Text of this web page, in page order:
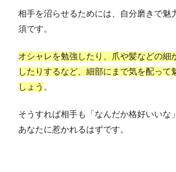
相手を沼らせるためには、自分磨きで魅
須です。
オシャレを勉強したり、爪や髪などの細
したりするなど、細部にまで気を配って
しょう 。
そうすれば相手も「なんだか格好いいな
あなたに惹かれるはずです。